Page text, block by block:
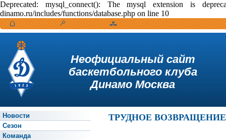
Deprecated: mysql_connect(): The mysql extension is
dinamo.ru/includes/functions/database.php on line 10
Неофициальный сайт
баскетбольного клуба
Динамо Москва
Новости
Сезон
Команда
ТРУДНОЕ